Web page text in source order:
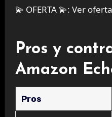
💫 OFERTA 💫: Ver
Pros y
Amazon
Pros